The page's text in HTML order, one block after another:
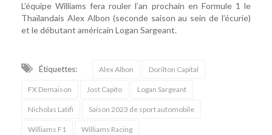
L’équipe Williams fera rouler l’an prochain en Formule 1 le
Thaïlandais Alex Albon (seconde saison au sein de l’écurie)
et le débutant américain Logan Sargeant.
Étiquettes: Alex Albon Dorilton Capital
FX Demaison Jost Capito Logan Sargeant
Nicholas Latifi Saison 2023 de sport automobile
Williams F1 Williams Racing